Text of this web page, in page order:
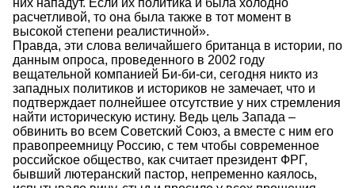
них нападут. Если их политика и была холодно
расчетливой, то она была также в тот момент в
высокой степени реалистичной».
Правда, эти слова величайшего британца в истории, по
данным опроса, проведенного в 2002 году
вещательной компанией Би-би-си, сегодня никто из
западных политиков и историков не замечает, что и
подтверждает полнейшее отсутствие у них стремления
найти историческую истину. Ведь цель Запада –
обвинить во всем Советский Союз, а вместе с ним его
правопреемницу Россию, с тем чтобы современное
российское общество, как считает президент ФРГ,
бывший лютеранский пастор, непременно каялось,